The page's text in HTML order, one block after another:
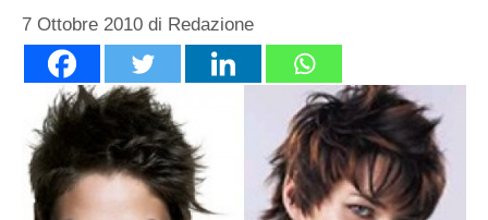
7 Ottobre 2010 di Redazione